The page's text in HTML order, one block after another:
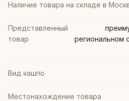
Наличие товара на складе в
Представленный
товар
региональном
Вид кашпо
Местонахождение товара